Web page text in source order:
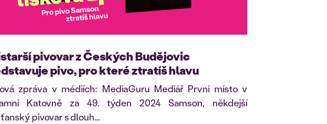
pivovar z Českých Budějovic
pivo, pro které ztratíš hlavu
zpráva v médiích: MediaGuru Mediář První místo v
Katovně za 49. týden 2024 Samson, někdejší
pivovar s dlouh...